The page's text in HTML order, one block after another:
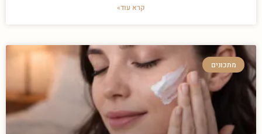
קרא עוד»
מתכונים